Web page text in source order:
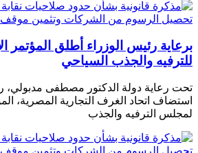
برعاية رئيس الوزراء أطلق المؤتمر
للترفيه والجذب السياحي
تحت رعاية دولة الدكتور مصطفى مدبولي،
استضاف اتحاد الغرف التجارية المصرية،
لمجلس الترفيه والجذب